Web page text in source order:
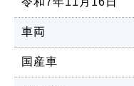
車両
国産車